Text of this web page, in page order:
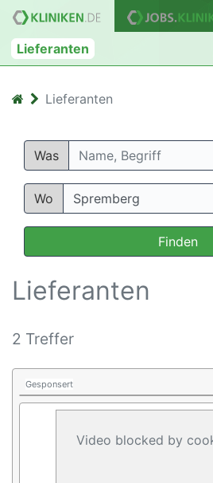
Lieferanten
Lieferanten
Was
Wo
Finden
Lieferanten
2 Treffer
Gesponsert
Video blocked by